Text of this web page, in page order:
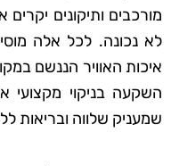
מורכבים ותיקונים
לא נכונה. לכל אלה
איכות האוויר הננשם
השקעה בניקוי
שמעניק שלווה ובריאות